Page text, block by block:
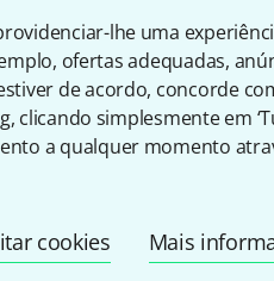
lhe uma
ofertas adequadas,
de acordo, concorde
clicando simplesmente em
a qualquer momento
cookies Mais
LS 331 B